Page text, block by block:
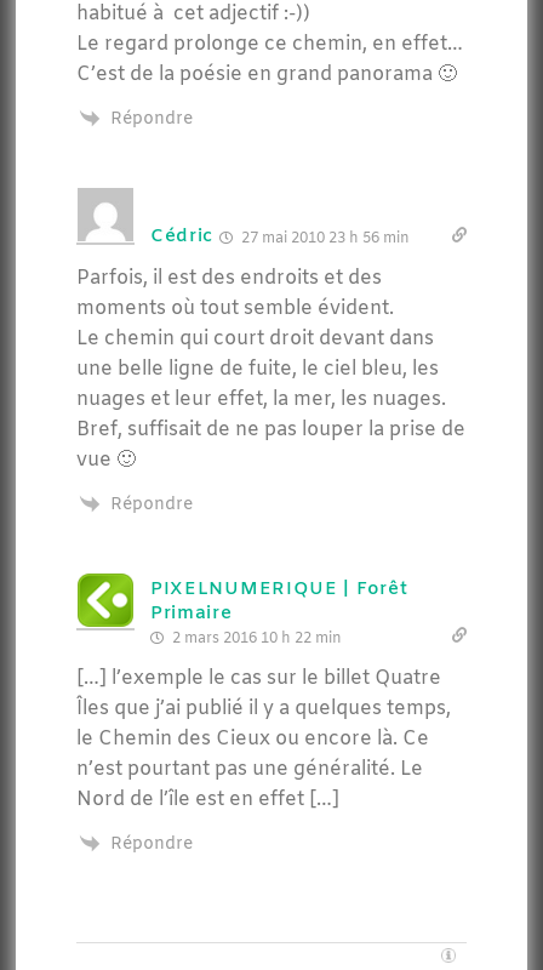
habitué à cet adjectif :-))
Le regard prolonge ce chemin, en effet…
C’est de la poésie en grand panorama 🙂
Répondre
Cédric 27 mai 2010 23 h 56 min
Parfois, il est des endroits et des
moments où tout semble évident.
Le chemin qui court droit devant dans
une belle ligne de fuite, le ciel bleu, les
nuages et leur effet, la mer, les nuages.
Bref, suffisait de ne pas louper la prise de
vue 🙂
Répondre
PIXELNUMERIQUE | Forêt
Primaire
2 mars 2016 10 h 22 min
[…] l’exemple le cas sur le billet Quatre
Îles que j’ai publié il y a quelques temps,
le Chemin des Cieux ou encore là. Ce
n’est pourtant pas une généralité. Le
Nord de l’île est en effet […]
Répondre